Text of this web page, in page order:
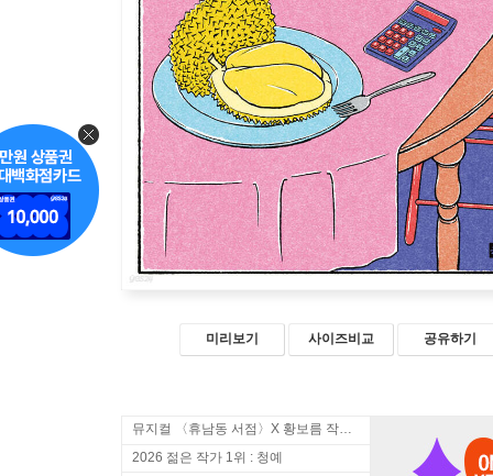
미리보기 사이즈비교 공유하기
뮤지컬 〈휴남동 서점〉X 황보름 작가 북토크
2026 젊은 작가 1위 : 청예